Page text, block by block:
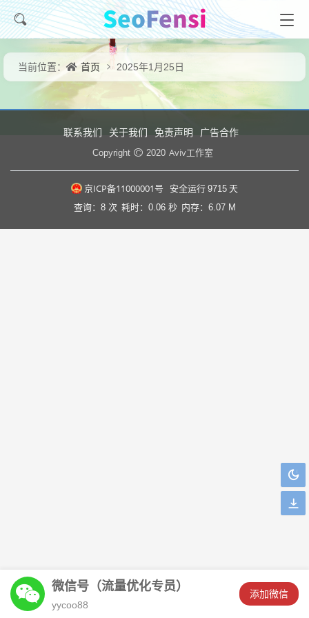
当前位置： 首页 2025年1月25日
联系我们 关于我们 免责声明 广告合作
Copyright 2020 Aviv工作室
京ICP备11000001号 安全运行 9715 天
查询：8 次 耗时：0.06 秒 内存：6.07 M
󦘖 微信号（流量优化专员）
yycoo88
添加微信
****已注销刚刚添加了客服微信！